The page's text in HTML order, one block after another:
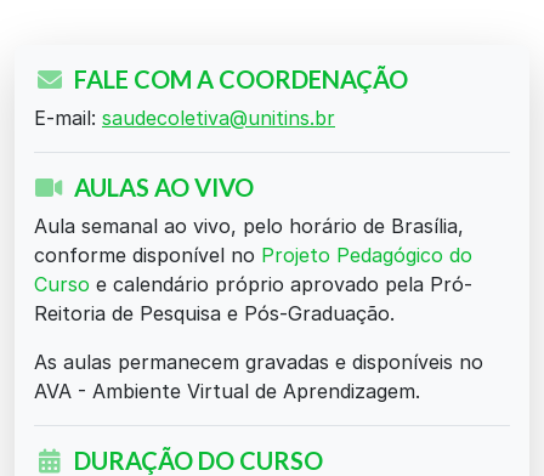
FALE COM A COORDENAÇÃO
E-mail: saudecoletiva@unitins.br
AULAS AO VIVO
Aula semanal ao vivo, pelo horário de Brasília,
conforme disponível no Projeto Pedagógico do
Curso e calendário próprio aprovado pela Pró-
Reitoria de Pesquisa e Pós-Graduação.
As aulas permanecem gravadas e disponíveis no
AVA - Ambiente Virtual de Aprendizagem.
DURAÇÃO DO CURSO